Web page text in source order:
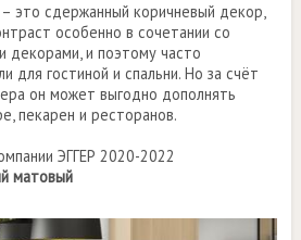
это сдержанный коричневый декор,
особенно в сочетании со
декорами, и поэтому часто
для гостиной и спальни. Но за счёт
он может выгодно дополнять
пекарен и ресторанов.
ЭГГЕР 2020-2022
матовый